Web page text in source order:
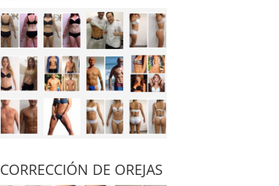
CORRECCIÓN DE OREJAS